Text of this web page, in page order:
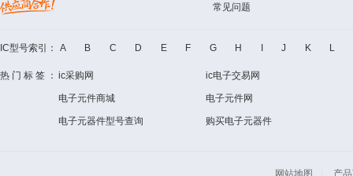
常见问题
IC型号索引： A B C D E F G H J K L
热门标签：ic采购网 ic电子交易网
电子元件商城 电子元件网
电子元器件型号查询 购买电子元器件